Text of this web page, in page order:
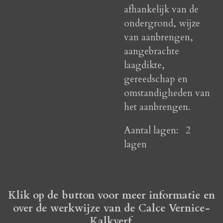
afhankelijk van de
ondergrond, wijze
van aanbrengen,
aangebrachte
laagdikte,
gereedschap en
omstandigheden van
het aanbrengen.
Aantal lagen:
2
lagen
Klik op de button voor meer informatie en
over de werkwijze van de Calce Vernice-